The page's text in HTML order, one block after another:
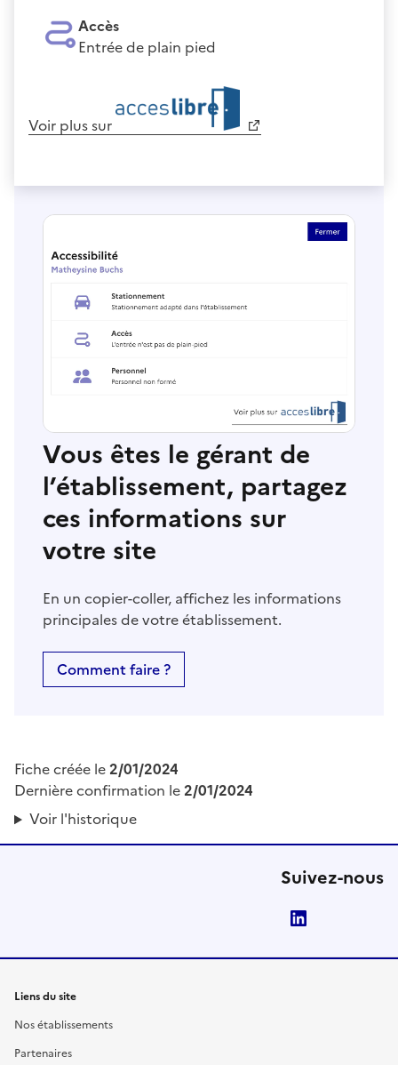
Accès
Entrée de plain pied
Voir plus sur
Vous êtes le gérant de
l’établissement, partagez
ces informations sur
votre site
En un copier-coller, affichez les informations
principales de votre établissement.
Comment faire ?
Fiche créée le2/01/2024
Dernière confirmation le2/01/2024
Voir l'historique
Suivez-nous
Liens du site
Nos établissements
Partenaires